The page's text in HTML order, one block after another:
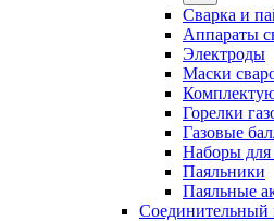
Сварка и
Аппараты
Электроды
Маски
Горелки
Газовые
Наборы для
Паяльники
Паяльные
Соединительный